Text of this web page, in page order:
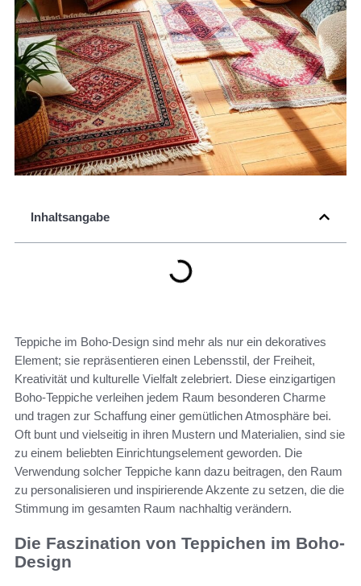
Inhaltsangabe
Teppiche im Boho-Design sind mehr als nur ein dekoratives
Element; sie repräsentieren einen Lebensstil, der Freiheit,
Kreativität und kulturelle Vielfalt zelebriert. Diese einzigartigen
Boho-Teppiche verleihen jedem Raum besonderen Charme
und tragen zur Schaffung einer gemütlichen Atmosphäre bei.
Oft bunt und vielseitig in ihren Mustern und Materialien, sind sie
zu einem beliebten Einrichtungselement geworden. Die
Verwendung solcher Teppiche kann dazu beitragen, den Raum
zu personalisieren und inspirierende Akzente zu setzen, die die
Stimmung im gesamten Raum nachhaltig verändern.
Die Faszination von Teppichen im Boho-
Design